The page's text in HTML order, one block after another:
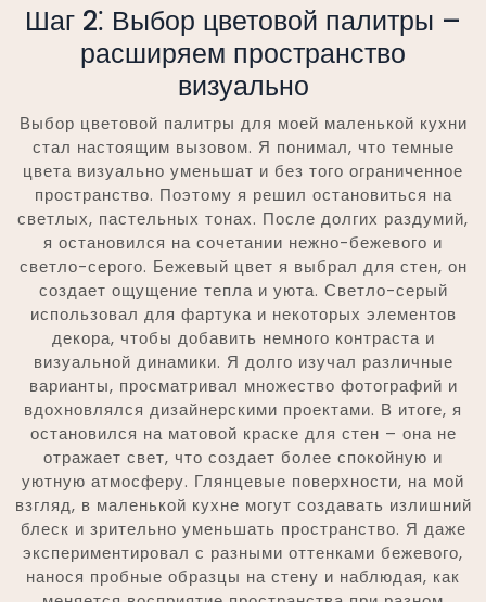
Шаг 2⁚ Выбор цветовой палитры –
расширяем пространство
визуально
Выбор цветовой палитры для моей маленькой кухни
стал настоящим вызовом. Я понимал, что темные
цвета визуально уменьшат и без того ограниченное
пространство. Поэтому я решил остановиться на
светлых, пастельных тонах. После долгих раздумий,
я остановился на сочетании нежно-бежевого и
светло-серого. Бежевый цвет я выбрал для стен, он
создает ощущение тепла и уюта. Светло-серый
использовал для фартука и некоторых элементов
декора, чтобы добавить немного контраста и
визуальной динамики. Я долго изучал различные
варианты, просматривал множество фотографий и
вдохновлялся дизайнерскими проектами. В итоге, я
остановился на матовой краске для стен – она не
отражает свет, что создает более спокойную и
уютную атмосферу. Глянцевые поверхности, на мой
взгляд, в маленькой кухне могут создавать излишний
блеск и зрительно уменьшать пространство. Я даже
экспериментировал с разными оттенками бежевого,
нанося пробные образцы на стену и наблюдая, как